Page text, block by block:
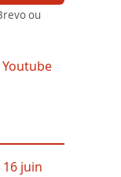
ou
16 juin